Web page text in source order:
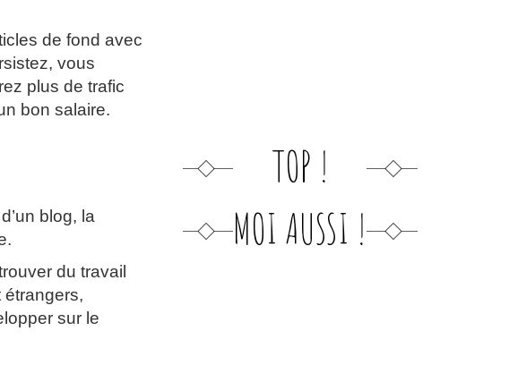
de fond avec
vous
plus de trafic
bon salaire.
blog, la
du travail
étrangers,
sur le
TOP !
MOI AUSSI !